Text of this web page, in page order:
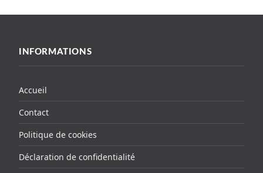
INFORMATIONS
Accueil
Contact
Politique de cookies
Déclaration de confidentialité